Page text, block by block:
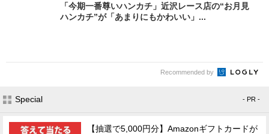
「今期一番尊いハンカチ」近沢レース店の“お月見
ハンカチ”が「あまりにもかわいい」...
Recommended by
Special - PR -
【抽選で5,000円分】Amazonギフトカードが